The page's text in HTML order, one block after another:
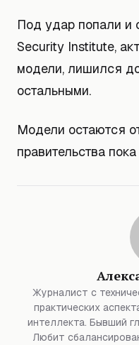
Под удар попали и
Security Institute,
модели, лишился
остальными.
Модели остаются
правительства пока
Журналист с
практических
интеллекта. Бывший
Любит